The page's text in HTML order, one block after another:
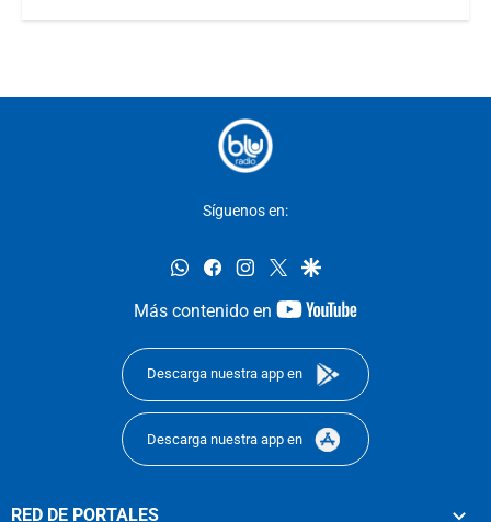
Síguenos en:
whatsappfacebookinstagram
twittergoogle
Más contenido en
youtube-
Descarga nuestra app en
Descarga nuestra app en
RED DE PORTALES